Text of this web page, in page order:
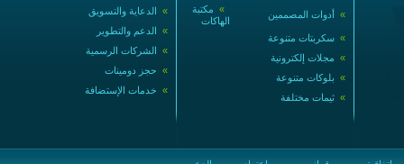
» الدعاية والتسويق
» الدعم والتطوير
» الشركات الرسمية
» حجز دومينات
» خدمات الإستضافة
» مكتبة
الهاكات
» أدوات المصممين
» سكربتات متنوعة
» مجلات إلكترونية
» بلوكات متنوعة
» ثيمات مختلفة